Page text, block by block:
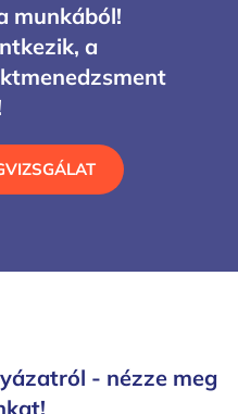
munkából!
a
- nézze meg